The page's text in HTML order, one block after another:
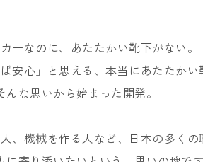
ーなのに、あたたかい靴下がない。
安心」と思える、本当にあたたかい
んな思いから始まった開発。
、機械を作る人など、日本の多く